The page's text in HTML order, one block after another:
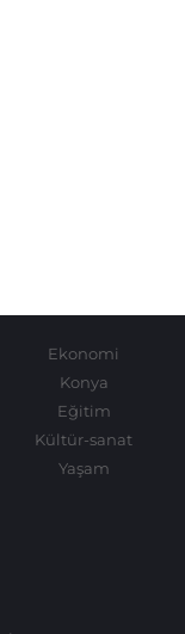
Ekonomi
Konya
Eğitim
Kültür-sanat
Yaşam